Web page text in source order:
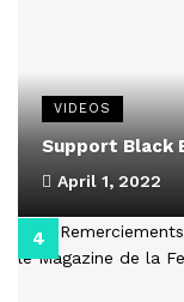
VIDEOS
Support Black
April 1, 2022